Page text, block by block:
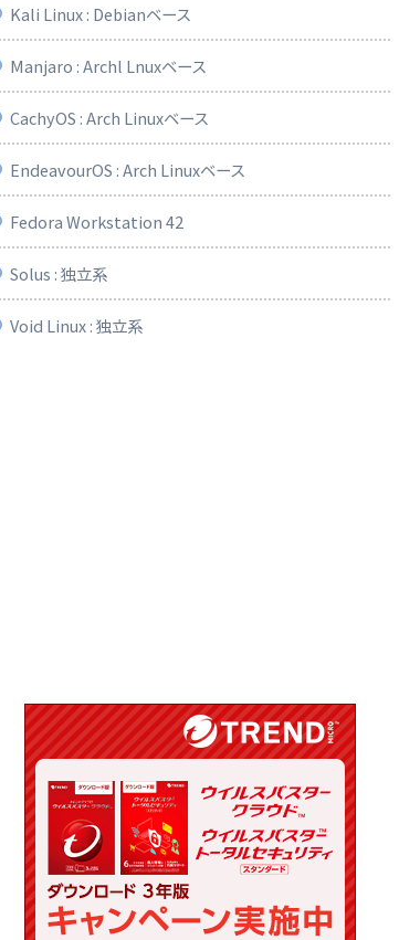
Kali Linux : Debianベース
Manjaro : Archl Lnuxベース
CachyOS : Arch Linuxベース
EndeavourOS : Arch Linuxベース
Fedora Workstation 42
Solus : 独立系
Void Linux : 独立系